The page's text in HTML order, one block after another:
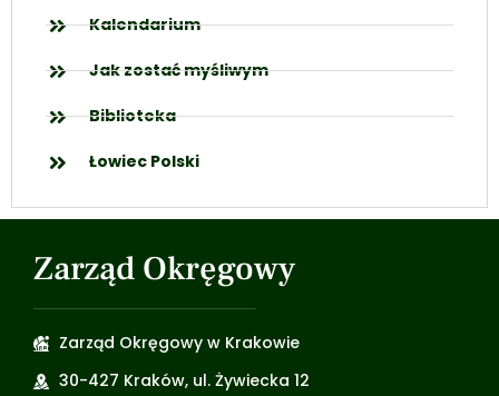
Kalendarium
Jak zostać myśliwym
Biblioteka
Łowiec Polski
Zarząd Okręgowy
Zarząd Okręgowy w Krakowie
30-427 Kraków, ul. Żywiecka 12